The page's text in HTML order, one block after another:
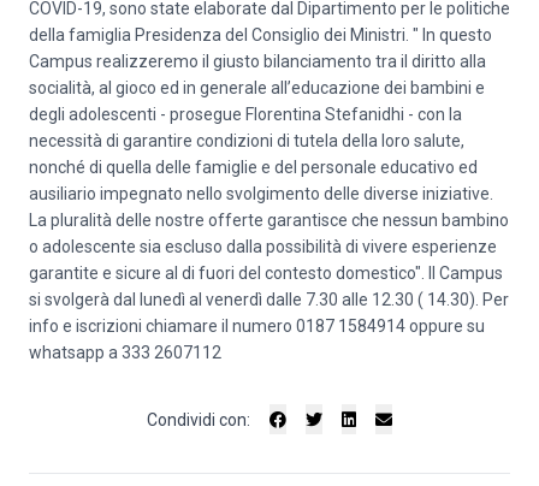
COVID-19, sono state elaborate dal Dipartimento per le politiche
della famiglia Presidenza del Consiglio dei Ministri. " In questo
Campus realizzeremo il giusto bilanciamento tra il diritto alla
socialità, al gioco ed in generale all’educazione dei bambini e
degli adolescenti - prosegue Florentina Stefanidhi - con la
necessità di garantire condizioni di tutela della loro salute,
nonché di quella delle famiglie e del personale educativo ed
ausiliario impegnato nello svolgimento delle diverse iniziative.
La pluralità delle nostre offerte garantisce che nessun bambino
o adolescente sia escluso dalla possibilità di vivere esperienze
garantite e sicure al di fuori del contesto domestico". Il Campus
si svolgerà dal lunedì al venerdì dalle 7.30 alle 12.30 ( 14.30). Per
info e iscrizioni chiamare il numero 0187 1584914 oppure su
whatsapp a 333 2607112
Condividi con: